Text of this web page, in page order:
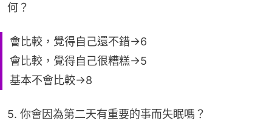
何？
會比較，覺得自己還不錯→6
會比較，覺得自己很糟糕→5
基本不會比較→8
5. 你會因為第二天有重要的事而失眠嗎？